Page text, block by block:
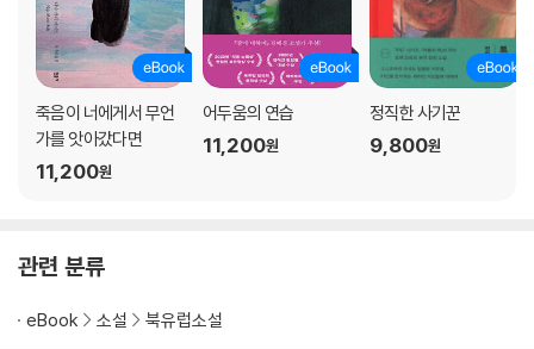
죽음이 너에게서 무언
가를 앗아갔다면
11,200원
어두움의 연습
11,200원
정직한 사기꾼
9,800원
관련 분류
eBook 소설 북유럽소설